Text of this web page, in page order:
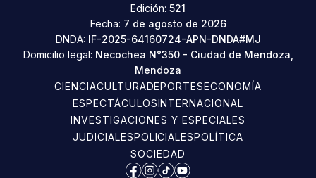
Edición: 521
Fecha: 7 de agosto de 2026
DNDA: IF-2025-64160724-APN-DNDA#MJ
Domicilio legal: Necochea N°350 - Ciudad de Mendoza,
Mendoza
CIENCIACULTURADEPORTESECONOMÍA
ESPECTÁCULOSINTERNACIONAL
INVESTIGACIONES Y ESPECIALES
JUDICIALESPOLICIALESPOLÍTICA
SOCIEDAD